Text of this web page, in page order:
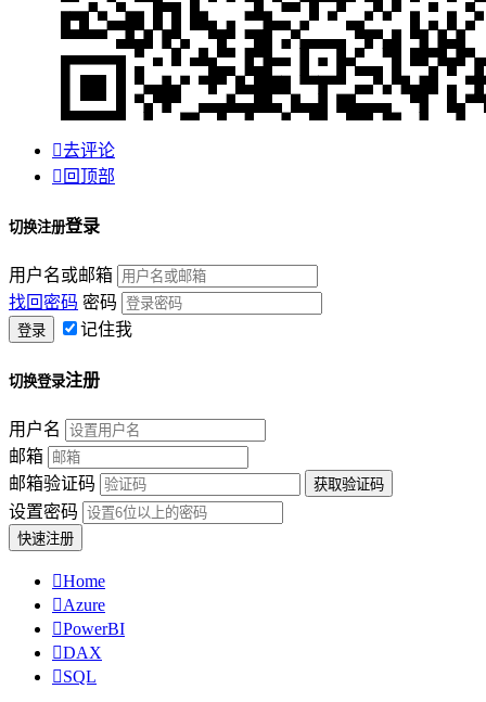
去评论
 回顶部
切换注册登录
用户名或邮箱
找回密码 密码
记住我
切换登录注册
用户名
邮箱
邮箱验证码
设置密码
Home
Azure
PowerBI
DAX
SQL